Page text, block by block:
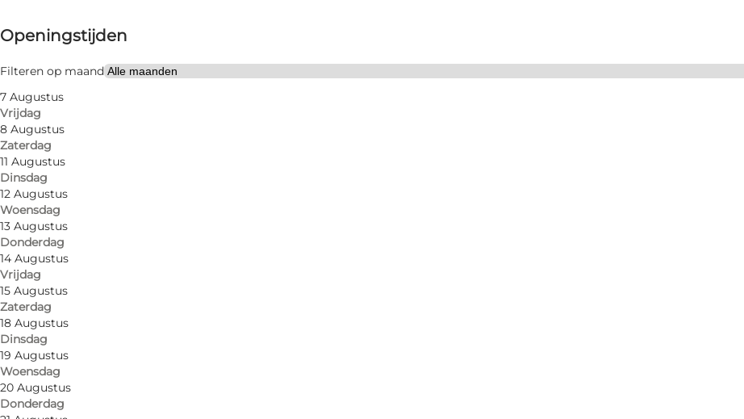
Openingstijden
Filteren op maand
7 Augustus
Vrijdag
8 Augustus
Zaterdag
11 Augustus
Dinsdag
12 Augustus
Woensdag
13 Augustus
Donderdag
14 Augustus
Vrijdag
15 Augustus
Zaterdag
18 Augustus
Dinsdag
19 Augustus
Woensdag
20 Augustus
Donderdag
Website bezoeken
Antonsen is a goldsmith and silversmith in the true sense of the word, and the best traditions of
operating in Vestergade since 1914 and since then three generations have left their mark on the style and
At C. Antonsen you can buy exquisite and valuable jewellery in Antonsen's own design - or you can design your
Lees meer